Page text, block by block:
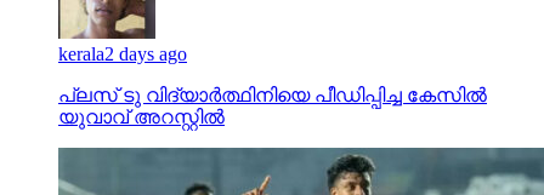
kerala2 days ago
പ്ലസ് ടു വിദ്യാര്‍ത്ഥിനിയെ പീഡിപ്പിച്ച കേസില്‍
യുവാവ് അറസ്റ്റില്‍